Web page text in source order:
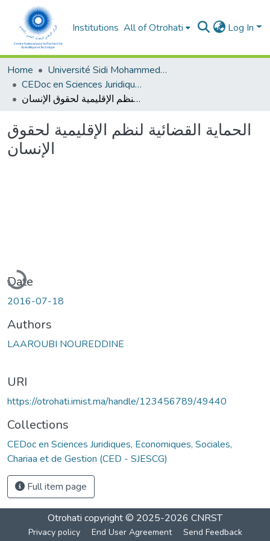
Institutions All of Otrohati Log In
Home
Université Sidi Mohammed Ben Abdellah - Fès
CEDoc en Sciences Juridiques, Economiques, Sociales, Chariaa et de Gestion (CED - SJESCG)
الحماية القضائية لنظم الإقليمية لحقوق الإنسان
الحماية القضائية لنظم الإقليمية لحقوق
الإنسان
Date
2016-07-18
Authors
LAAROUBI NOUREDDINE
URI
https://otrohati.imist.ma/handle/123456789/49440
Collections
CEDoc en Sciences Juridiques, Economiques, Sociales,
Chariaa et de Gestion (CED - SJESCG)
Full item page
Otrohati copyright © 2025-2026 CNRST
Privacy policy End User Agreement Send Feedback